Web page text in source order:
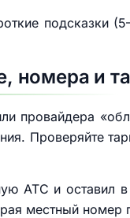
подсказки
номера и
провайдера
Проверяйте
АТС и оставил
местный номер